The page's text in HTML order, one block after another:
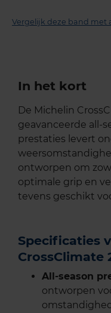
Vergelijk deze band met
In het kort
De Michelin
geavanceerde all-
prestaties levert
ontworpen om
optimale grip en
tevens geschikt
Specificaties
CrossClimate
All-season
ontworpen